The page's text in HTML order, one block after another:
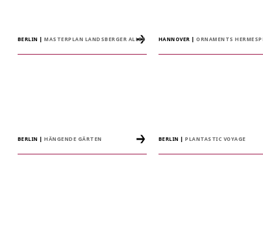
BERLIN |MASTERPLAN LANDSBERGER ALLEE HANNOVER |ORNAMENTS
BERLIN |HÄNGENDE GÄRTEN BERLIN |PLANTASTIC VOYAGE